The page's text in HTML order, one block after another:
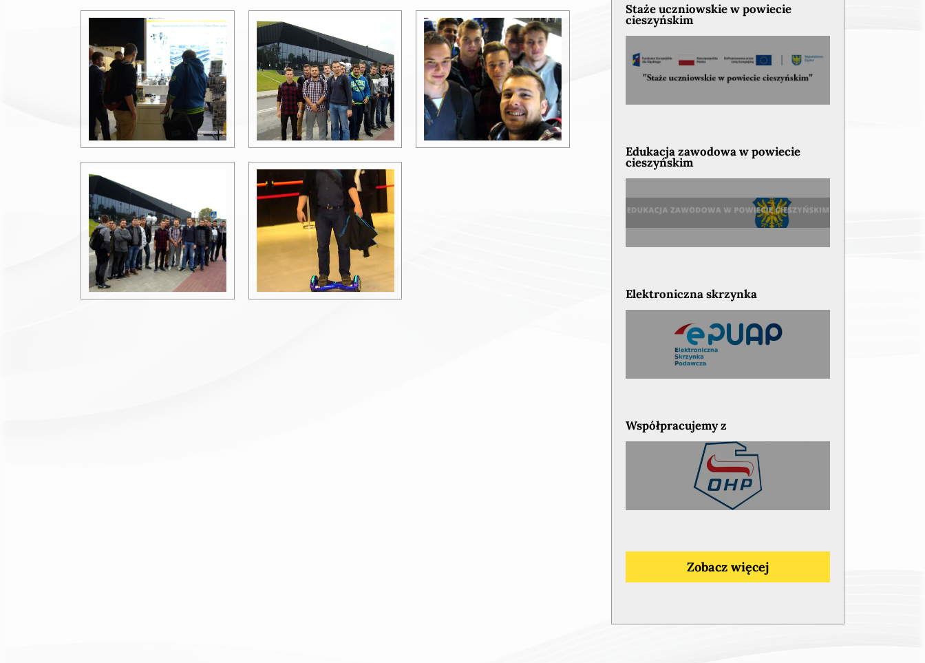
Staże uczniowskie w powiecie
cieszyńskim
Edukacja zawodowa w powiecie
cieszyńskim
Elektroniczna skrzynka
Współpracujemy z
Zobacz więcej